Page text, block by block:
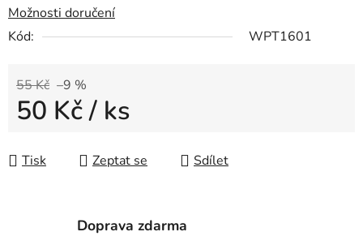
Možnosti doručení
Kód:
WPT1601
55 Kč –9 %
50 Kč/ ks
Tisk
Zeptat se Sdílet
Doprava zdarma